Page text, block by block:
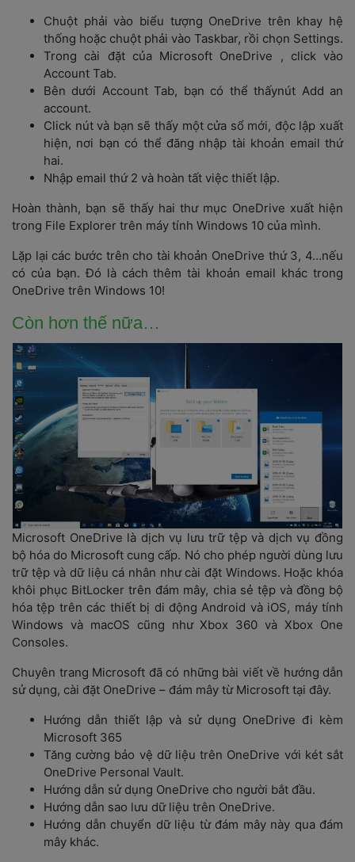
Chuột phải vào biểu tượng OneDrive trên khay hệ
thống hoặc chuột phải vào Taskbar, rồi chọn Settings.
Trong cài đặt của Microsoft OneDrive , click vào
Account Tab.
Bên dưới Account Tab, bạn có thể thấynút Add an
account.
Click nút và bạn sẽ thấy một cửa sổ mới, độc lập xuất
hiện, nơi bạn có thể đăng nhập tài khoản email thứ
hai.
Nhập email thứ 2 và hoàn tất việc thiết lập.
Hoàn thành, bạn sẽ thấy hai thư mục OneDrive xuất hiện
trong File Explorer trên máy tính Windows 10 của mình.
Lặp lại các bước trên cho tài khoản OneDrive thứ 3, 4…nếu
có của bạn. Đó là cách thêm tài khoản email khác trong
OneDrive trên Windows 10!
Còn hơn thế nữa…
Microsoft OneDrive là dịch vụ lưu trữ tệp và dịch vụ đồng
bộ hóa do Microsoft cung cấp. Nó cho phép người dùng lưu
trữ tệp và dữ liệu cá nhân như cài đặt Windows. Hoặc khóa
khôi phục BitLocker trên đám mây, chia sẻ tệp và đồng bộ
hóa tệp trên các thiết bị di động Android và iOS, máy tính
Windows và macOS cũng như Xbox 360 và Xbox One
Consoles.
Chuyên trang Microsoft đã có những bài viết về hướng dẫn
ử dụng, cài đặt OneDrive – đám mây từ Microsoft tại đây.
Hướng dẫn thiết lập và sử dụng OneDrive đi kèm
Microsoft 365
Tăng cường bảo vệ dữ liệu trên OneDrive với két sắt
OneDrive Personal Vault.
Hướng dẫn sử dụng OneDrive cho người bắt đầu.
Hướng dẫn sao lưu dữ liệu trên OneDrive.
Hướng dẫn chuyển dữ liệu từ đám mây này qua đám
mây khác.